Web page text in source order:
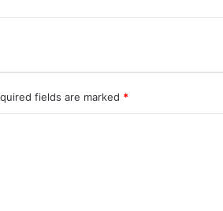
fields are marked *